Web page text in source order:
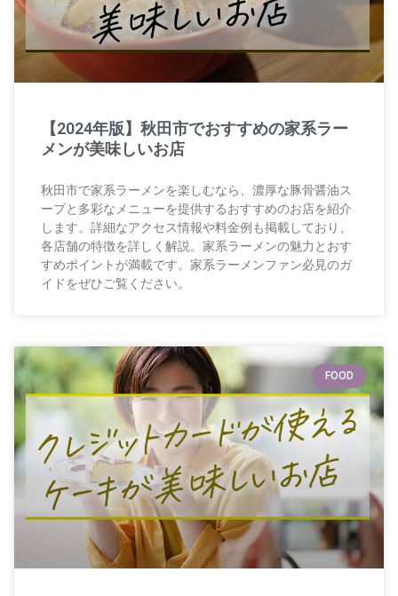
【2024年版】秋田市でおすすめの家系ラー
メンが美味しいお店
秋田市で家系ラーメンを楽しむなら、濃厚な豚骨醤油ス
ープと多彩なメニューを提供するおすすめのお店を紹介
します。詳細なアクセス情報や料金例も掲載しており、
各店舗の特徴を詳しく解説。家系ラーメンの魅力とおす
すめポイントが満載です。家系ラーメンファン必見のガ
イドをぜひご覧ください。
FOOD